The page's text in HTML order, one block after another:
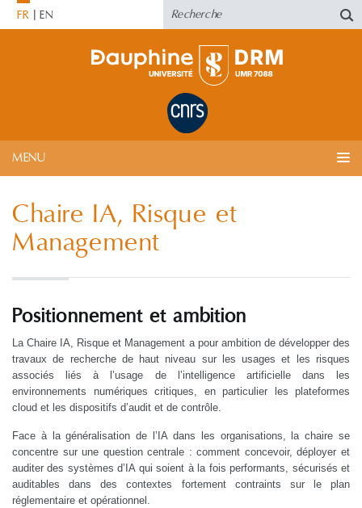
FR EN
MENU
Chaire IA, Risque et
Management
Positionnement et ambition
La Chaire IA, Risque et Management a pour ambition de développer des
travaux de recherche de haut niveau sur les usages et les risques
associés liés à l’usage de l’intelligence artificielle dans les
environnements numériques critiques, en particulier les plateformes
cloud et les dispositifs d’audit et de contrôle.
Face à la généralisation de l’IA dans les organisations, la chaire se
concentre sur une question centrale : comment concevoir, déployer et
auditer des systèmes d’IA qui soient à la fois performants, sécurisés et
auditables dans des contextes fortement contraints sur le plan
réglementaire et opérationnel.